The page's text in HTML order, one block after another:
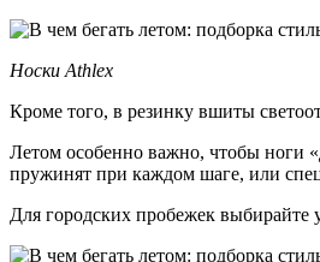
Носки Athlex
Кроме того, в резинку вшиты
Летом особенно важно, чтобы ноги
пружинят при каждом шаге, или
Для городских пробежек